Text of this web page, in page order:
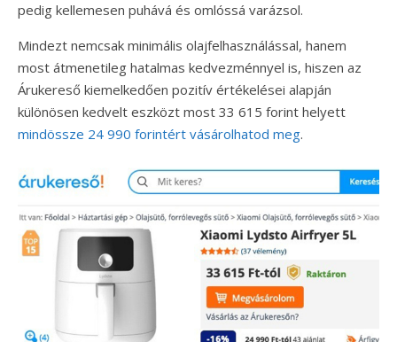
pedig kellemesen puhává és omlóssá varázsol.
Mindezt nemcsak minimális olajfelhasználással, hanem
most átmenetileg hatalmas kedvezménnyel is, hiszen az
Árukereső kiemelkedően pozitív értékelései alapján
különösen kedvelt eszközt most 33 615 forint helyett
mindössze 24 990 forintért vásárolhatod meg.